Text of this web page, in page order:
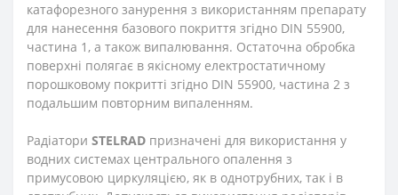
катафорезного занурення з використанням препарату
для нанесення базового покриття згідно DIN 55900,
частина 1, а також випалювання. Остаточна обробка
поверхні полягає в якісному електростатичному
порошковому покритті згідно DIN 55900, частина 2 з
подальшим повторним випаленням.
Радіатори STELRAD призначені для використання у
водних системах центрального опалення з
примусовою циркуляцією, як в однотрубних, так і в